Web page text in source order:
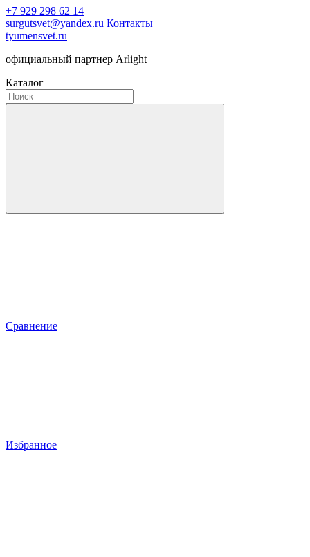
+7 929 298 62 14
surgutsvet@yandex.ru Контакты
tyumensvet.ru
официальный партнер Arlight
Каталог
Сравнение
Избранное